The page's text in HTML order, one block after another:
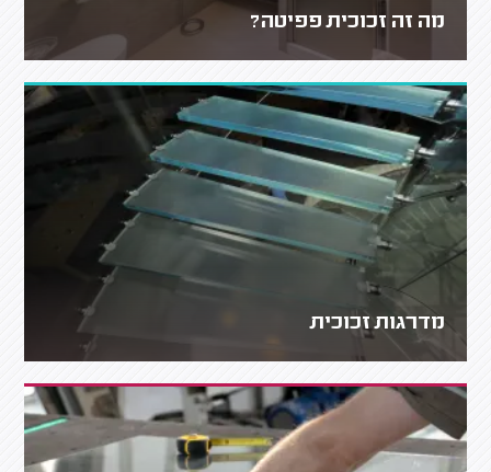
מה זה זכוכית פפיטה?
מדרגות זכוכית